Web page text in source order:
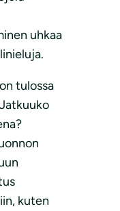
uhkaa
tulossa
kuten